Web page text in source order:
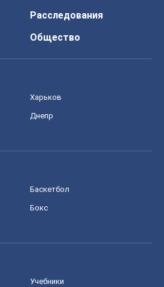
Расследования
Общество
Харьков
Днепр
Баскетбол
Бокс
Учебники